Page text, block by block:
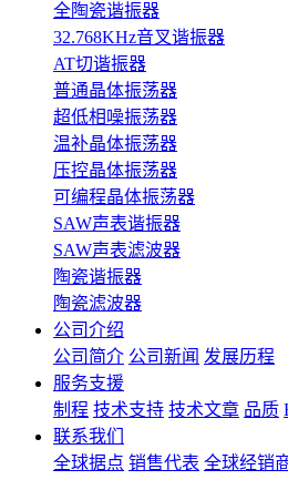
全陶瓷谐振器
32.768KHz音叉谐振器
AT切谐振器
普通晶体振荡器
超低相噪振荡器
温补晶体振荡器
压控晶体振荡器
可编程晶体振荡器
SAW声表谐振器
SAW声表滤波器
陶瓷谐振器
陶瓷滤波器
公司介绍
公司简介 公司新闻 发展历程
服务支援
制程 技术支持 技术文章 品质
联系我们
全球据点 销售代表 全球经销